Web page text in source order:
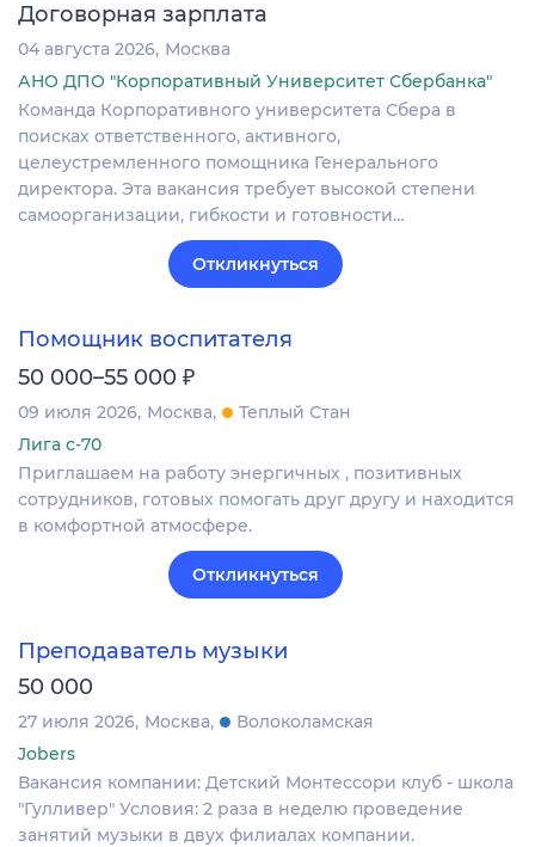
Договорная зарплата
04 августа 2026 Москва
АНО ДПО "Корпоративный Университет Сбербанка"
Команда Корпоративного университета Сбера в
поисках ответственного, активного,
целеустремленного помощника Генерального
директора. Эта вакансия требует высокой степени
самоорганизации, гибкости и готовности…
Откликнуться
Помощник воспитателя
50 000–55 000 ₽
09 июля 2026 Москва
Теплый Стан
Лига с-70
Приглашаем на работу энергичных , позитивных
сотрудников, готовых помогать друг другу и находится
в комфортной атмосфере.
Откликнуться
Преподаватель музыки
50 000
27 июля 2026 Москва
Волоколамская
Jobers
Вакансия компании: Детский Монтессори клуб - школа
"Гулливер" Условия: 2 раза в неделю проведение
занятий музыки в двух филиалах компании.